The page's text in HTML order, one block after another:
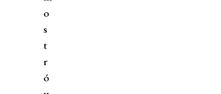
o
s
t
r
ó